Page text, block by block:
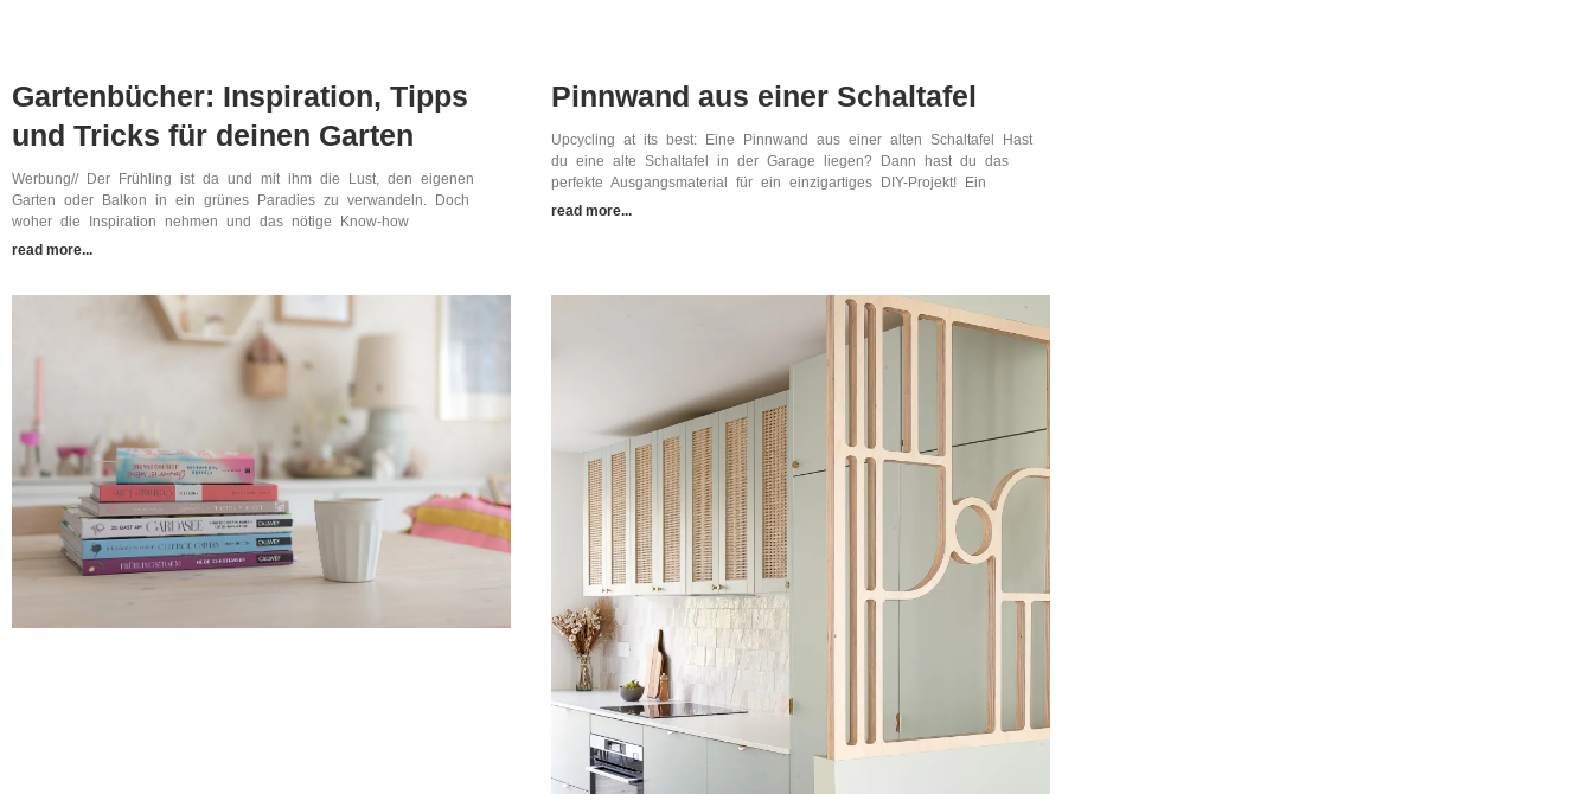
Gartenbücher: Inspiration, Tipps
und Tricks für deinen Garten
Werbung// Der Frühling ist da und mit ihm die Lust, den eigenen
Garten oder Balkon in ein grünes Paradies zu verwandeln. Doch
woher die Inspiration nehmen und das nötige Know-how
read more...
Pinnwand aus einer Schaltafel
Upcycling at its best: Eine Pinnwand aus einer alten Schaltafel Hast
du eine alte Schaltafel in der Garage liegen? Dann hast du das
perfekte Ausgangsmaterial für ein einzigartiges DIY-Projekt! Ein
read more...